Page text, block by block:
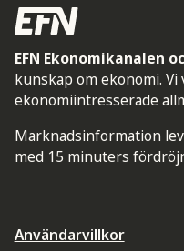
EFN Ekonomikanalen
kunskap om ekonomi.
ekonomiintresserade
Marknadsinformation
med 15 minuters
Användarvillkor